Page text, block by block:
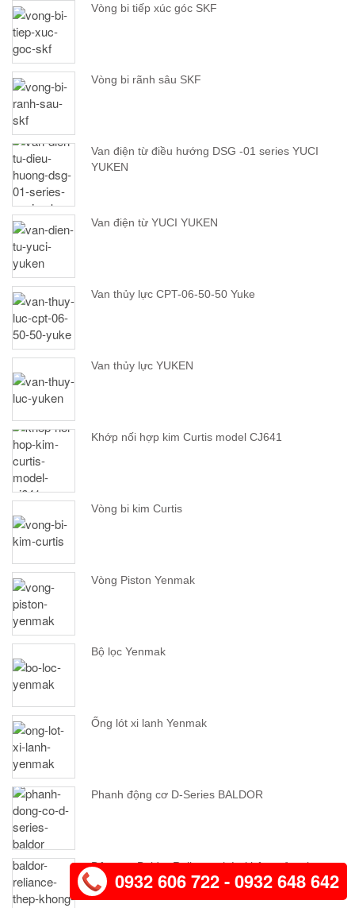
Vòng bi tiếp xúc góc SKF
Vòng bi rãnh sâu SKF
Van điện từ điều hướng DSG -01 series YUCI
YUKEN
Van điện từ YUCI YUKEN
Van thủy lực CPT-06-50-50 Yuke
Van thủy lực YUKEN
Khớp nối hợp kim Curtis model CJ641
Vòng bi kim Curtis
Vòng Piston Yenmak
Bộ lọc Yenmak
Ống lót xi lanh Yenmak
Phanh động cơ D-Series BALDOR
Động cơ Baldor Reliance thép không gỉ series
CFS
0932 606 722 - 0932 648 642